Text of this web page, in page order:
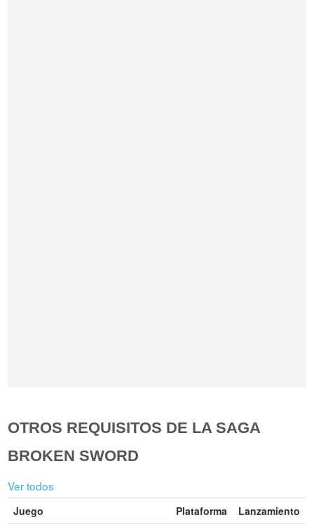
OTROS REQUISITOS DE LA SAGA
BROKEN SWORD
Ver todos
Juego Plataforma
Lanzamiento